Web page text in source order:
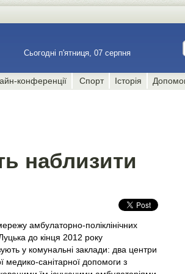
Сьогодні п'ятниця, 07 серпня
конференції Спорт Історія
наблизити
амбулаторно-поліклінічних
до кінця 2012 року
у комунальні заклади: два центри
медико-санітарної допомоги з